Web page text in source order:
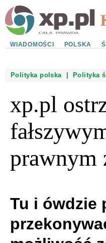
WIADOMOŚCI POLSKA
Polityka polska| Polityka
xp.pl
prawnym
Tu i ówdzie